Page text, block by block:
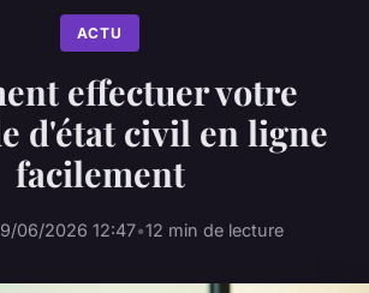
ACTU
effectuer votre
d'état civil en ligne
facilement
06/2026 12:47•12 min de lecture